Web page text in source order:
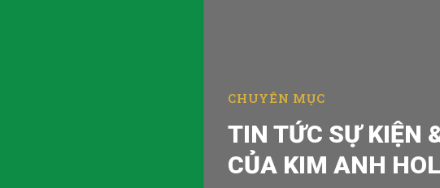
TIN TỨC SỰ KIỆN
CỦA KIM ANH
CHUYÊN MỤC